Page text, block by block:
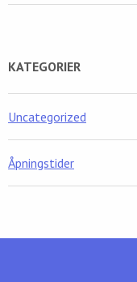
KATEGORIER
Uncategorized
Åpningstider